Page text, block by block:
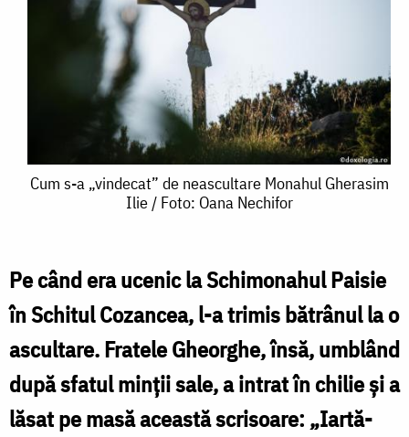
Cum
„vindecat”
de
neascultare
Monahul
Gherasim
Cum s-a „vindecat” de neascultare Monahul Gherasim
Ilie / Foto: Oana Nechifor
Pe când era ucenic la Schimonahul Paisie
în Schitul Cozancea, l-a trimis bătrânul la o
ascultare. Fratele Gheorghe, însă, umblând
după sfatul minţii sale, a intrat în chilie şi a
lăsat pe masă această scrisoare: „Iartă-